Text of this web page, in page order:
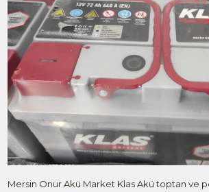
Mersin Onur Akü Market Klas Akü toptan ve